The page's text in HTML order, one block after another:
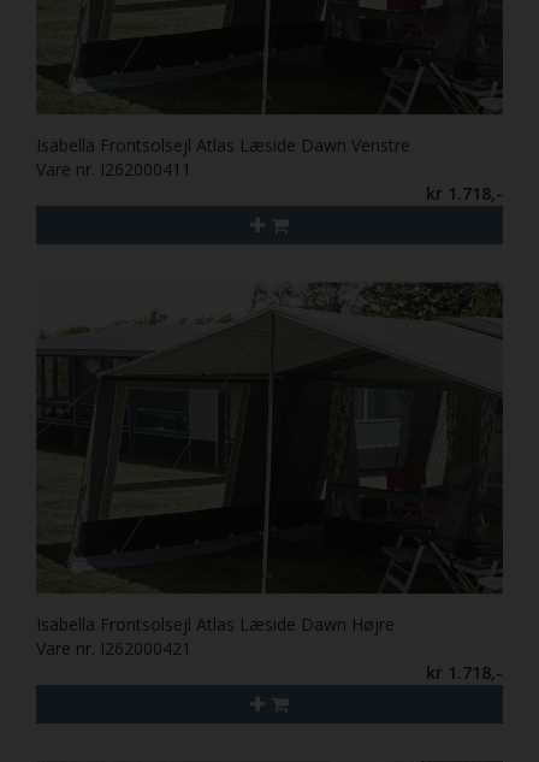
Isabella Frontsolsejl Atlas Læside Dawn Venstre
Vare nr. I262000411
kr 1.718,-
Isabella Frontsolsejl Atlas Læside Dawn Højre
Vare nr. I262000421
kr 1.718,-